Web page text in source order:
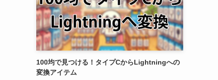
100均で見つける！タイプCからLightningへの
変換アイテム